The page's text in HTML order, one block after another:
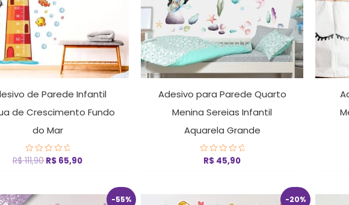
de Parede Infantil
de Crescimento Fundo
do Mar
Avaliação
0
R$111,90 R$ 65,90
Adesivo para Parede Quarto
Menina Sereias Infantil
Aquarela Grande
Avaliação
0R$ 45,90
-55% -20%